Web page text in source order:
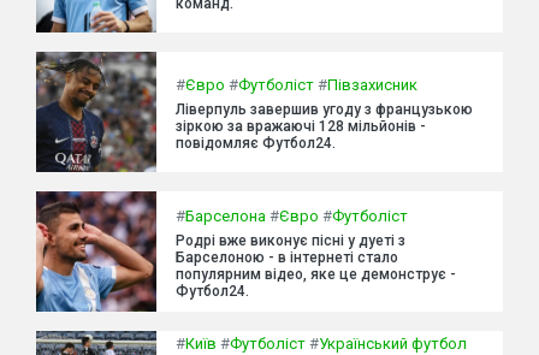
#Євро #Футболіст #Півзахисник
Ліверпуль завершив угоду з французькою
зіркою за вражаючі 128 мільйонів -
повідомляє Футбол24.
#Барселона #Євро #Футболіст
Родрі вже виконує пісні у дуеті з
Барселоною - в інтернеті стало
популярним відео, яке це демонструє -
Футбол24.
#Київ #Футболіст #Український футбол